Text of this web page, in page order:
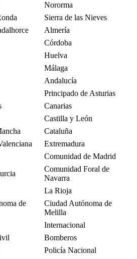
Nororma
Sierra de las Nieves
Almería
Córdoba
Huelva
Málaga
Andalucía
Principado de Asturias
Canarias
Castilla y León
Cataluña
Extremadura
Comunidad de Madrid
Comunidad Foral de
Navarra
La Rioja
de
Ciudad Autónoma de
Melilla
Internacional
Bomberos
Policía Nacional